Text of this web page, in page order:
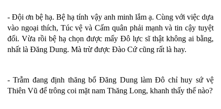
- Đội ơn bệ hạ. Bệ hạ tính vậy anh minh lắm ạ. Cùng với việc dựa
vào ngoại thích, Túc vệ và Cấm quân phải mạnh và tin cậy tuyệt
đối. Vừa rồi bệ hạ chọn được mấy Đô lực sĩ thật không ai bằng,
nhất là Đăng Dung. Mà trừ được Đào Cứ cũng rất là hay.
- Trẫm đang định thăng bổ Đăng Dung làm Đô chỉ huy sứ vệ
Thiên Vũ để trông coi mặt nam Thăng Long, khanh thấy thế nào?